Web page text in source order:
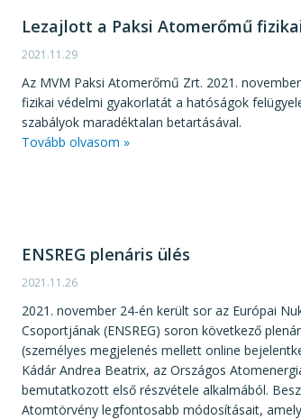
Lezajlott a Paksi Atomerőmű
2021.11.29
Az MVM Paksi Atomerőmű Zrt. 2021.
fizikai védelmi gyakorlatát a hatóságok
szabályok maradéktalan betartásával.
Tovább olvasom »
ENSREG plenáris ülés
2021.11.26
2021. november 24-én került sor az Európai
Csoportjának (ENSREG) soron következő
(személyes megjelenés mellett online
Kádár Andrea Beatrix, az Országos
bemutatkozott első részvétele alkalmából.
Atomtörvény legfontosabb módosításait,